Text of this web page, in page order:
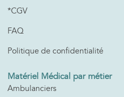
*CGV
FAQ
Politique de confidentialité
Matériel Médical par métier
Ambulanciers